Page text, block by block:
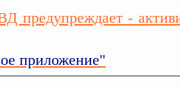
предупреждает -
приложение"